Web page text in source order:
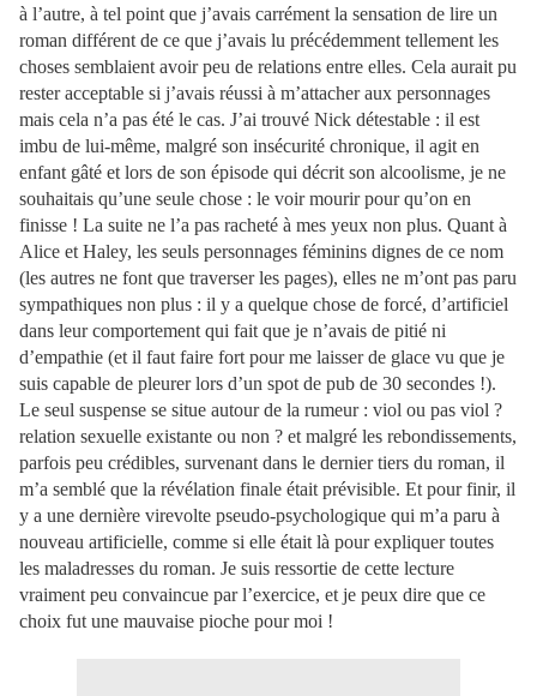
à l’autre, à tel point que j’avais carrément la sensation de lire un
roman différent de ce que j’avais lu précédemment tellement les
choses semblaient avoir peu de relations entre elles. Cela aurait pu
rester acceptable si j’avais réussi à m’attacher aux personnages
mais cela n’a pas été le cas. J’ai trouvé Nick détestable : il est
imbu de lui-même, malgré son insécurité chronique, il agit en
enfant gâté et lors de son épisode qui décrit son alcoolisme, je ne
souhaitais qu’une seule chose : le voir mourir pour qu’on en
finisse ! La suite ne l’a pas racheté à mes yeux non plus. Quant à
Alice et Haley, les seuls personnages féminins dignes de ce nom
(les autres ne font que traverser les pages), elles ne m’ont pas paru
sympathiques non plus : il y a quelque chose de forcé, d’artificiel
dans leur comportement qui fait que je n’avais de pitié ni
d’empathie (et il faut faire fort pour me laisser de glace vu que je
suis capable de pleurer lors d’un spot de pub de 30 secondes !).
Le seul suspense se situe autour de la rumeur : viol ou pas viol ?
relation sexuelle existante ou non ? et malgré les rebondissements,
parfois peu crédibles, survenant dans le dernier tiers du roman, il
m’a semblé que la révélation finale était prévisible. Et pour finir, il
y a une dernière virevolte pseudo-psychologique qui m’a paru à
nouveau artificielle, comme si elle était là pour expliquer toutes
les maladresses du roman. Je suis ressortie de cette lecture
vraiment peu convaincue par l’exercice, et je peux dire que ce
choix fut une mauvaise pioche pour moi !